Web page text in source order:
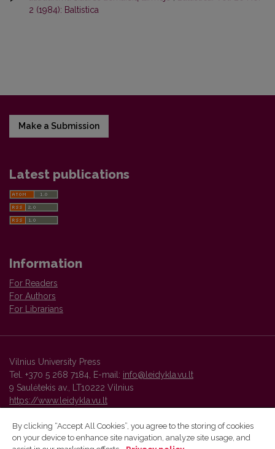
2 (1984): Baltistica
Make a Submission
Latest publications
Information
For Readers
For Authors
For Librarians
Vilnius University Press
Tel. +370 5 268 7184, E-mail: info@leidykla.vu.lt
9 Saulėtekis av., LT10222 Vilnius
https://www.leidykla.vu.lt
Vilnius University Press platform and metadata are distributed by
By clicking “Accept All Cookies”, you agree to the storing of cookies
on your device to enhance site navigation, analyze site usage, and